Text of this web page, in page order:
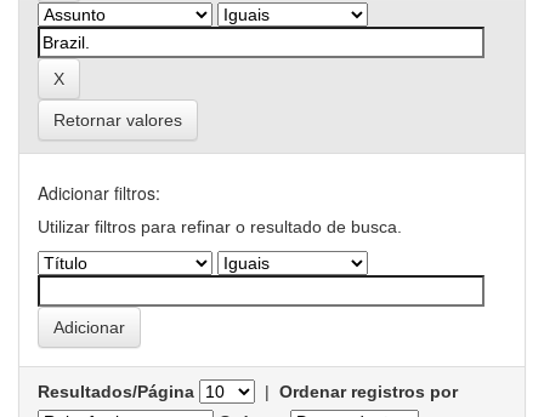
Retornar valores
Adicionar filtros:
Utilizar filtros para refinar o resultado de busca.
Resultados/Página | Ordenar registros por